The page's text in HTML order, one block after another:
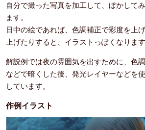
自分で撮った写真を加工して、ぼかして
ます。
日中の絵であれば、色調補正で彩度を上
上げたりすると、イラストっぽくなります
解説例では夜の雰囲気を出すために、色
などで暗くした後、発光レイヤーなどを
しています。
作例イラスト